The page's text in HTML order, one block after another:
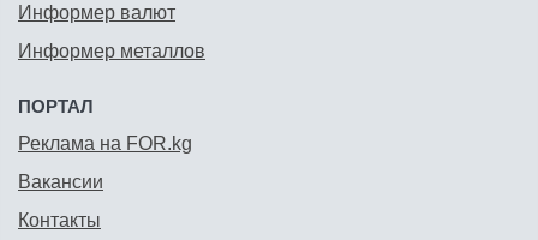
Информер валют
Информер металлов
ПОРТАЛ
Реклама на FOR.kg
Вакансии
Контакты